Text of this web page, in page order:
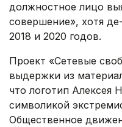
должностное лицо
совершение», хотя
2018 и 2020 годов.
Проект «Сетевые
выдержки из
что логотип Алексея
символикой
Общественное